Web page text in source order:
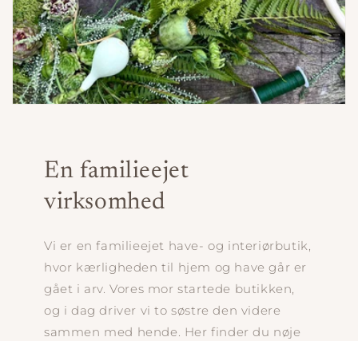
En familieejet
virksomhed
Vi er en familieejet have- og interiørbutik,
hvor kærligheden til hjem og have går er
gået i arv. Vores mor startede butikken,
og i dag driver vi to søstre den videre
sammen med hende. Her finder du nøje